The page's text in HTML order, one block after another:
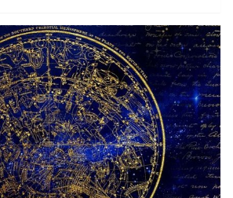
na świat najpiękniejsze
czy znalazłyście się w ich
fizyczny oraz urok
dobre geny, wychowanie, a
Istnieją znaki zodiaku, od
nie można oderwać wzroku!
dlaczego mężczyźni za tobą
z trudem zwraca na
może miałaś szczęście urodzić
gwiazdą! Przekonaj się, czy
tych najpiękniejszych.